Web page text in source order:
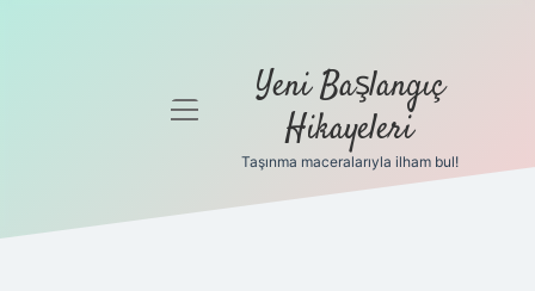
Gizlilik
menüyü
Yeni Başlangıç
Hikayeleri
Taşınma maceralarıyla ilham bul!